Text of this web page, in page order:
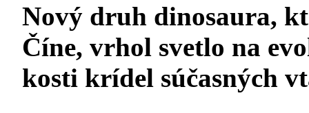
Nový druh dinosaura,
Číne, vrhol svetlo na
kosti krídel súčasných